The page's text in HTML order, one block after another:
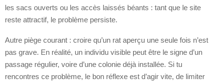
les sacs ouverts ou les accès laissés béants : tant que le site
reste attractif, le problème persiste.
Autre piège courant : croire qu’un rat aperçu une seule fois n’est
pas grave. En réalité, un individu visible peut être le signe d’un
passage régulier, voire d’une colonie déjà installée. Si tu
rencontres ce problème, le bon réflexe est d’agir vite, de limiter